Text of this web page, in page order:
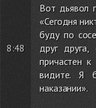
8:48
Вот дьявол
«Сегодня
буду по
друг
причастен
видите. Я
наказании».